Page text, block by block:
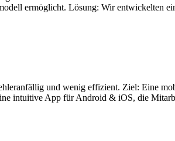
ermöglicht. Lösung: Wir entwickelten
und wenig effizient. Ziel: Eine
intuitive App für Android & iOS, die